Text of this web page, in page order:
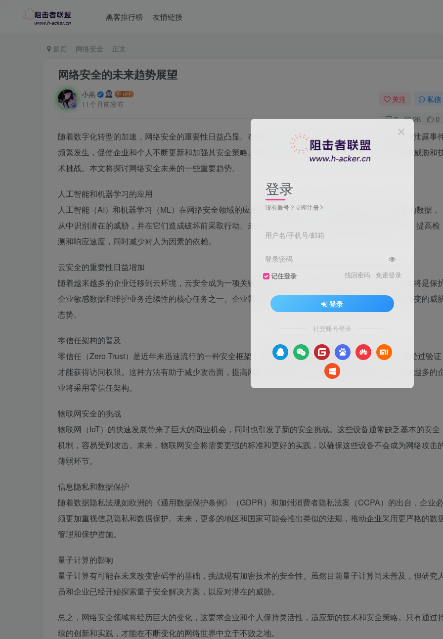
黑客排行榜 友情链接
首页 网络安全 正文
网络安全的未来趋势展望
小羔
11个月前发布
关注 私信
0 26 0
随着数字化转型的加速，网络安全的重要性日益凸显。在这个快节奏发展的时代，各种网络攻击和数据泄露事
频繁发生，促使企业和个人不断更新和加强其安全策略。展望未来，网络安全将继续演进，以应对新的威胁和
术挑战。本文将探讨网络安全未来的一些重要趋势。
人工智能和机器学习的应用
人工智能（AI）和机器学习（ML）在网络安全领域的应用正在快速增长。这些技术能够自动分析海量的数据，
从中识别潜在的威胁，并在它们造成破坏前采取行动。未来，AI和ML将更加深入地集成在安全系统中，提高检
测和响应速度，同时减少对人为因素的依赖。
云安全的重要性日益增加
随着越来越多的企业迁移到云环境，云安全成为一项关键优先事项。未来，提供高效的云安全解决方案将是保
企业敏感数据和维护业务连续性的核心任务之一。企业需要确保其云基础架构的安全性，以应对不断演变的威
态势。
零信任架构的普及
零信任（Zero Trust）是近年来迅速流行的一种安全框架，它假设所有的网络流量都是不可信的，必须经过验证
才能获得访问权限。这种方法有助于减少攻击面，提高网络的整体安全性。随着安全需求的增加，越来越多的
业将采用零信任架构。
物联网安全的挑战
物联网（IoT）的快速发展带来了巨大的商业机会，同时也引发了新的安全挑战。这些设备通常缺乏基本的安全
机制，容易受到攻击。未来，物联网安全将需要更强的标准和更好的实践，以确保这些设备不会成为网络攻击
薄弱环节。
信息隐私和数据保护
随着数据隐私法规如欧洲的《通用数据保护条例》（GDPR）和加州消费者隐私法案（CCPA）的出台，企业必
须更加重视信息隐私和数据保护。未来，更多的地区和国家可能会推出类似的法规，推动企业采用更严格的数
管理和保护措施。
量子计算的影响
量子计算有可能在未来改变密码学的基础，挑战现有加密技术的安全性。虽然目前量子计算尚未普及，但研究
员和企业已经开始探索量子安全解决方案，以应对潜在的威胁。
总之，网络安全领域将经历巨大的变化，这要求企业和个人保持灵活性，适应新的技术和安全策略。只有通过
续的创新和实践，才能在不断变化的网络世界中立于不败之地。
登录
没有账号？立即注册
用户名/手机号/邮箱
登录密码
记住登录 找回密码 | 免密登录
登录
社交账号登录